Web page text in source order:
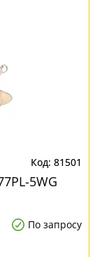
81501
5WG
По запросу